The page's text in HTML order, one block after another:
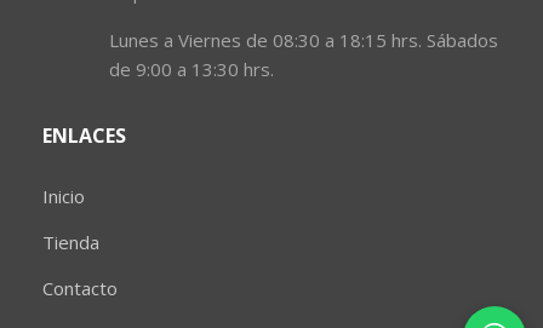
Lunes a Viernes de 08:30 a 18:15 hrs. Sábados
de 9:00 a 13:30 hrs.
ENLACES
Inicio
Tienda
Contacto